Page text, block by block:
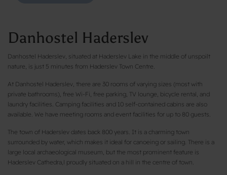
Danhostel Haderslev
Danhostel Haderslev, situated at Haderslev Lake in the middle of unspoilt
nature, is just 5 minutes from Haderslev Town Centre.
At Danhostel Haderslev, there are 30 rooms of varying sizes (most with
private bathrooms), free Wi-Fi, free parking, TV lounge, bicycle rental, and
laundry facilities. Camping facilities and 10 self-contained cabins are also
available. We have meeting rooms and event facilities for up to 80 guests.
The town of Haderslev dates back 800 years. It is a charming town
surrounded by water, which makes it ideal for canoeing or sailing. There is a
large local archaeological museum, but the most prominent feature is
Haderslev Cathedra,l proudly situated on a hill in the centre of town.